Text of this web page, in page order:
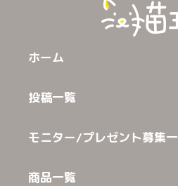
ホーム
投稿一覧
モニター/プレゼント募集
商品一覧